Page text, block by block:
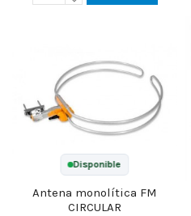
Disponible
Antena monolítica FM
CIRCULAR